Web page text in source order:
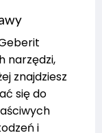
narzędzi,
znajdziesz
się do
i